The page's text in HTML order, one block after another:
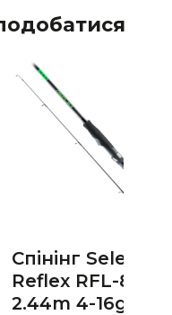
Спінінг Select
Reflex RFL-
2.44m 4-16g